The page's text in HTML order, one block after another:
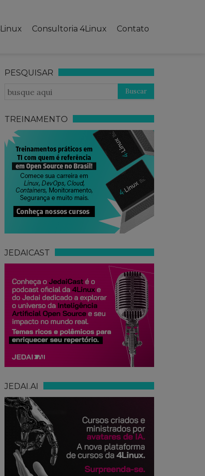
Consultoria 4Linux Contato
PESQUISAR
TREINAMENTO
JEDAICAST
JEDAI.AI